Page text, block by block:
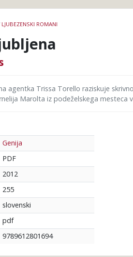
LJUBEZENSKI ROMANI
agentka Trissa Torello raziskuje
Marolta iz podeželskega mesteca
Genija
PDF
2012
255
slovenski
pdf
9789612801694